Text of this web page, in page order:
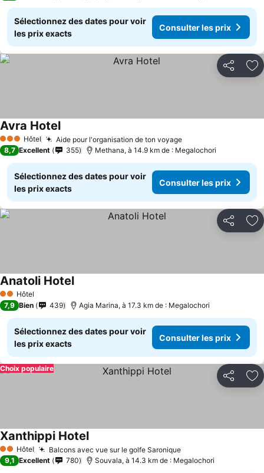
Sélectionnez des dates pour voir
les prix exacts
Consulter les prix
Partager
3 ÉtoilesHôtel Aide pour l'organisation de ton voyage
Avra Hotel
8,7 Excellent 355 Methana, à 14.9 km de : Megalochori
Sélectionnez des dates pour voir
les prix exacts
Consulter les prix
Partager
2 Étoiles
Hôtel
Anatoli Hotel
7,9 Bien 439 Agia Marina, à 17.3 km de : Megalochori
Sélectionnez des dates pour voir
les prix exacts
Consulter les prix
Partager
Choix populaire
2 Étoiles
Hôtel Balcons avec vue sur le golfe Saronique
Xanthippi Hotel
9,1 Excellent 780 Souvala, à 14.3 km de : Megalochori